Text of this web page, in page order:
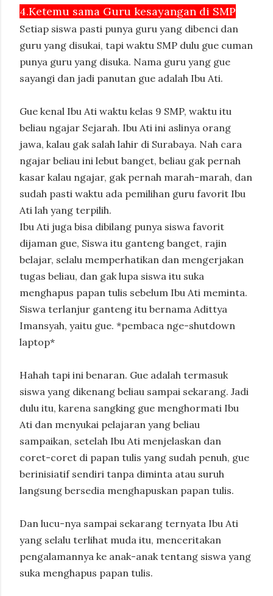
4.Ketemu sama Guru kesayangan di SMP
Setiap siswa pasti punya guru yang dibenci dan
guru yang disukai, tapi waktu SMP dulu gue cuman
punya guru yang disuka. Nama guru yang gue
sayangi dan jadi panutan gue adalah Ibu Ati.
Gue kenal Ibu Ati waktu kelas 9 SMP, waktu itu
beliau ngajar Sejarah. Ibu Ati ini aslinya orang
jawa, kalau gak salah lahir di Surabaya. Nah cara
ngajar beliau ini lebut banget, beliau gak pernah
kasar kalau ngajar, gak pernah marah-marah, dan
sudah pasti waktu ada pemilihan guru favorit Ibu
Ati lah yang terpilih.
Ibu Ati juga bisa dibilang punya siswa favorit
dijaman gue, Siswa itu ganteng banget, rajin
belajar, selalu memperhatikan dan mengerjakan
tugas beliau, dan gak lupa siswa itu suka
menghapus papan tulis sebelum Ibu Ati meminta.
Siswa terlanjur ganteng itu bernama Adittya
Imansyah, yaitu gue. *pembaca nge-shutdown
laptop*
Hahah tapi ini benaran. Gue adalah termasuk
siswa yang dikenang beliau sampai sekarang. Jadi
dulu itu, karena sangking gue menghormati Ibu
Ati dan menyukai pelajaran yang beliau
sampaikan, setelah Ibu Ati menjelaskan dan
coret-coret di papan tulis yang sudah penuh, gue
berinisiatif sendiri tanpa diminta atau suruh
langsung bersedia menghapuskan papan tulis.
Dan lucu-nya sampai sekarang ternyata Ibu Ati
yang selalu terlihat muda itu, menceritakan
pengalamannya ke anak-anak tentang siswa yang
suka menghapus papan tulis.